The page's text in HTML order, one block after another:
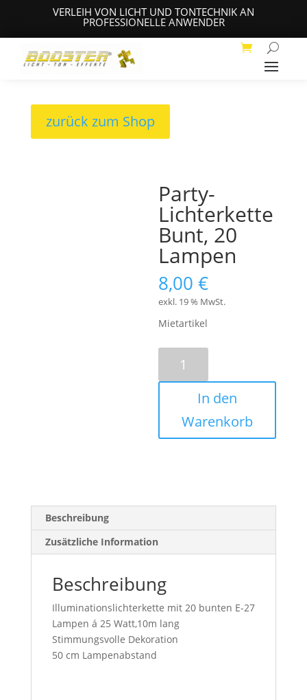
VERLEIH VON LICHT UND TONTECHNIK AN
PROFESSIONELLE ANWENDER
zurück zum Shop
Party-
Lichterkette
Bunt, 20
Lampen
8,00€
exkl. 19 % MwSt.
Mietartikel
Lichterkette
Bunt,
Lampen
Menge
In den
Warenkorb
Beschreibung
Zusätzliche Information
Beschreibung
Illuminationslichterkette mit 20 bunten E-27
Lampen á 25 Watt,10m lang
Stimmungsvolle Dekoration
50 cm Lampenabstand